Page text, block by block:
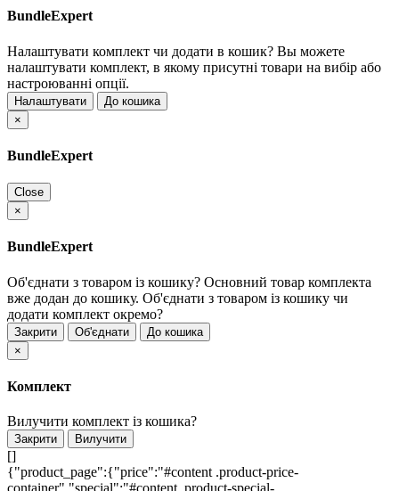
BundleExpert
Налаштувати комплект чи додати в кошик? Вы можете
налаштувати комплект, в якому присутні товари на вибір або
настроюванні опції.
Налаштувати
До кошика
×
BundleExpert
Close
×
BundleExpert
Об'єднати з товаром із кошику? Основний товар комплекта
вже додан до кошику. Об'єднати з товаром із кошику чи
додати комплект окремо?
Закрити Об'єднати
До кошика
×
Комплект
Вилучити комплект із кошика?
Закрити Вилучити
[]
{"product_page":{"price":"#content .product-price-